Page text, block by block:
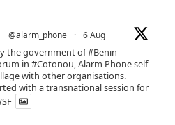
@alarm_phone · 6 Aug
the government of#Benin
in #Cotonou , Alarm Phone self-
with other organisations.
with a transnational session for